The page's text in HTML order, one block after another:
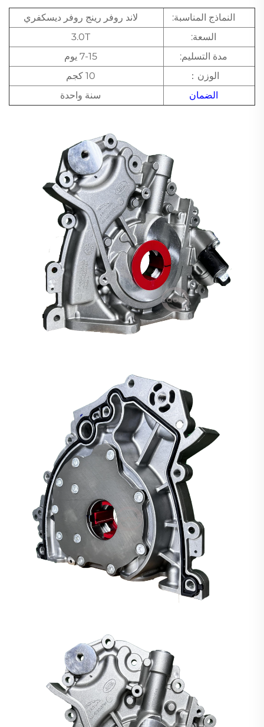
النماذج المناسبة:
لاند روفر رينج روفر ديسكفري
السعة:
3.0T
مدة التسليم:
7-15 يوم
الوزن：
10 كجم
الضمان
سنة واحدة